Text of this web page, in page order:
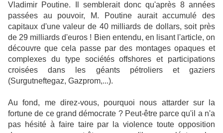
Vladimir Poutine. Il semblerait donc qu'après 8 années
passées au pouvoir, M. Poutine aurait accumulé des
capitaux d'une valeur de 40 milliards de dollars, soit près
de 29 milliards d'euros ! Bien entendu, en lisant l'article, on
découvre que cela passe par des montages opaques et
complexes du type sociétés offshores et participations
croisées dans les géants pétroliers et gaziers
(Surgutneftegaz, Gazprom,...).
Au fond, me direz-vous, pourquoi nous attarder sur la
fortune de ce grand démocrate ? Peut-être parce qu'il a n'a
pas hésité à faire taire par la violence toute opposition